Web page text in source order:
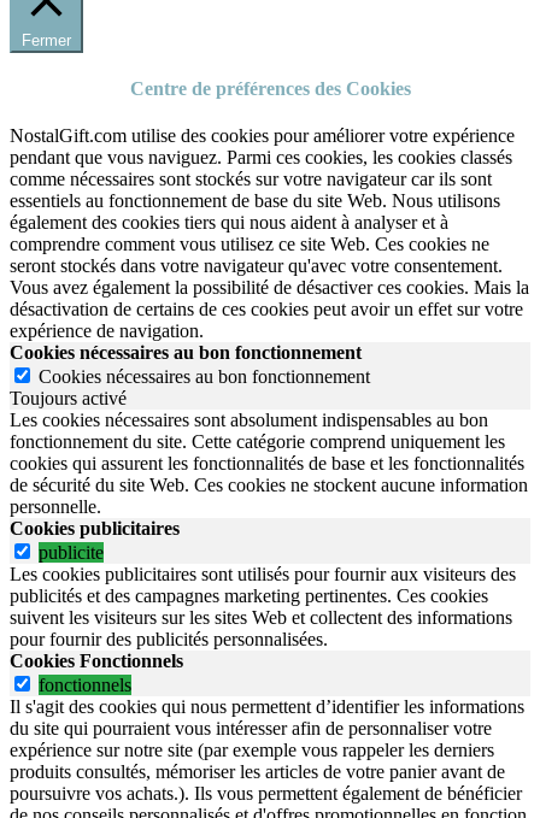
Fermer
Centre de préférences des Cookies
NostalGift.com utilise des cookies pour améliorer votre expérience
pendant que vous naviguez. Parmi ces cookies, les cookies classés
comme nécessaires sont stockés sur votre navigateur car ils sont
essentiels au fonctionnement de base du site Web. Nous utilisons
également des cookies tiers qui nous aident à analyser et à
comprendre comment vous utilisez ce site Web. Ces cookies ne
seront stockés dans votre navigateur qu'avec votre consentement.
Vous avez également la possibilité de désactiver ces cookies. Mais la
désactivation de certains de ces cookies peut avoir un effet sur votre
expérience de navigation.
Cookies nécessaires au bon fonctionnement
Cookies nécessaires au bon fonctionnement
Toujours activé
Les cookies nécessaires sont absolument indispensables au bon
fonctionnement du site. Cette catégorie comprend uniquement les
cookies qui assurent les fonctionnalités de base et les fonctionnalités
de sécurité du site Web. Ces cookies ne stockent aucune information
personnelle.
Cookies publicitaires
publicite
Les cookies publicitaires sont utilisés pour fournir aux visiteurs des
publicités et des campagnes marketing pertinentes. Ces cookies
suivent les visiteurs sur les sites Web et collectent des informations
pour fournir des publicités personnalisées.
Cookies Fonctionnels
fonctionnels
Il s'agit des cookies qui nous permettent d’identifier les informations
du site qui pourraient vous intéresser afin de personnaliser votre
expérience sur notre site (par exemple vous rappeler les derniers
produits consultés, mémoriser les articles de votre panier avant de
poursuivre vos achats.). Ils vous permettent également de bénéficier